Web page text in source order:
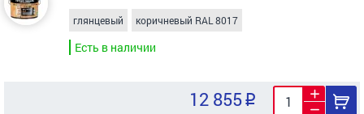
глянцевый коричневый RAL 8017
Есть в наличии
12 855